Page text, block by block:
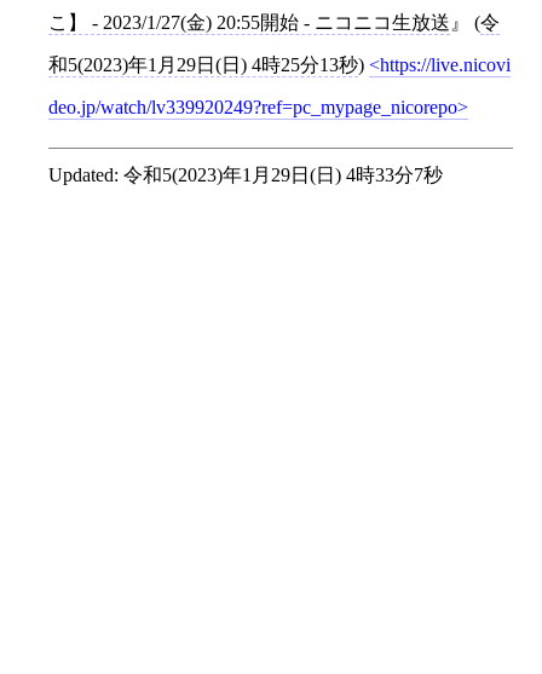
こ】 - 2023/1/27(金) 20:55開始 - ニコニコ生放送 (令
和5(2023)年1月29日(日) 4時25分13秒) https://live.nicovi
deo.jp/watch/lv339920249?ref=pc_mypage_nicorepo
Updated: 令和5(2023)年1月29日(日) 4時33分7秒